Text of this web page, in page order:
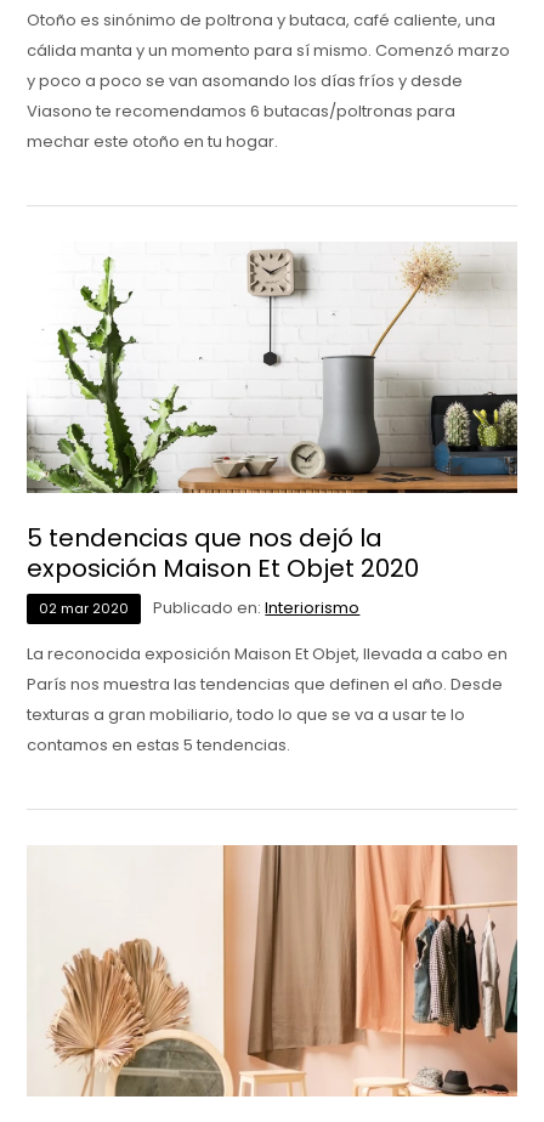
Otoño es sinónimo de poltrona y butaca, café caliente, una
cálida manta y un momento para sí mismo. Comenzó marzo
y poco a poco se van asomando los días fríos y desde
Viasono te recomendamos 6 butacas/poltronas para
mechar este otoño en tu hogar.
5 tendencias que nos dejó la
exposición Maison Et Objet 2020
02 mar 2020 Publicado en:Interiorismo
La reconocida exposición Maison Et Objet, llevada a cabo en
París nos muestra las tendencias que definen el año. Desde
texturas a gran mobiliario, todo lo que se va a usar te lo
contamos en estas 5 tendencias.